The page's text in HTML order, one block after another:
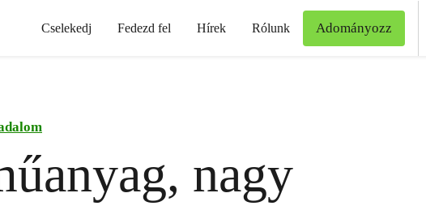
Cselekedj Fedezd fel Hírek Rólunk Adományozz
nagy